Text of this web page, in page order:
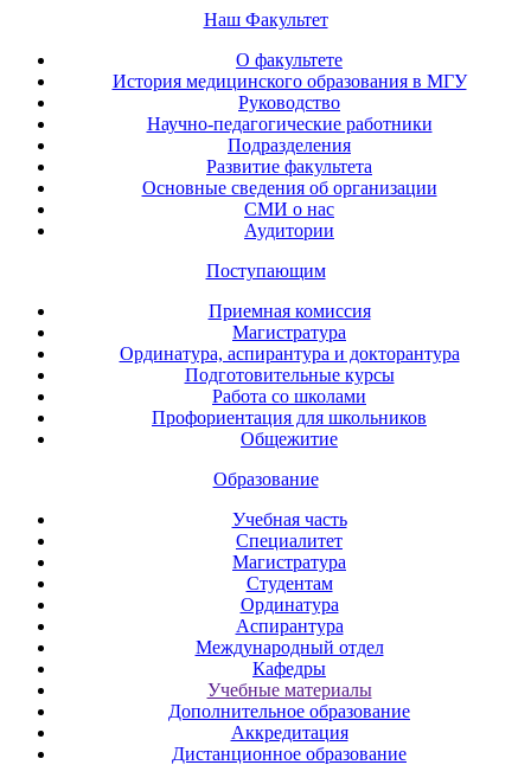
Наш Факультет
О факультете
История медицинского образования в МГУ
Руководство
Научно-педагогические работники
Подразделения
Развитие факультета
Основные сведения об организации
СМИ о нас
Аудитории
Поступающим
Приемная комиссия
Магистратура
Ординатура, аспирантура и докторантура
Подготовительные курсы
Работа со школами
Профориентация для школьников
Общежитие
Образование
Учебная часть
Специалитет
Магистратура
Студентам
Ординатура
Аспирантура
Международный отдел
Кафедры
Учебные материалы
Дополнительное образование
Аккредитация
Дистанционное образование